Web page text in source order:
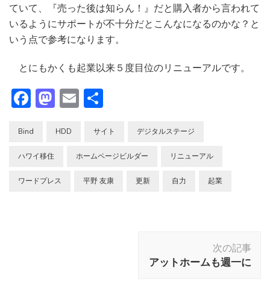
ていて、『売った後は知らん！』だと購入者から言われて
いるようにサポートが不十分だとこんなになるのかな？と
いう点で参考になります。
とにもかくも起業以来５度目位のリニューアルです。
Facebook
Mastodon
Email
Bind HDD サイト デジタルステージ
ハワイ移住 ホームページビルダー リニューアル
ワードプレス 平野 友康 更新 自力 起業
次の記事
アットホームも週一に